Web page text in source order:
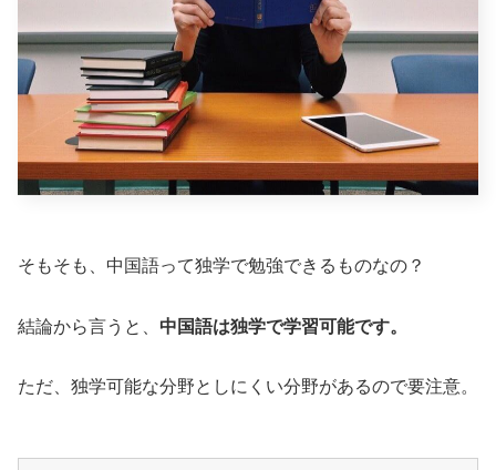
そもそも、中国語って独学で勉強できるものなの？
結論から言うと、 中国語は独学で学習可能です。
ただ、独学可能な分野としにくい分野があるので要注意。